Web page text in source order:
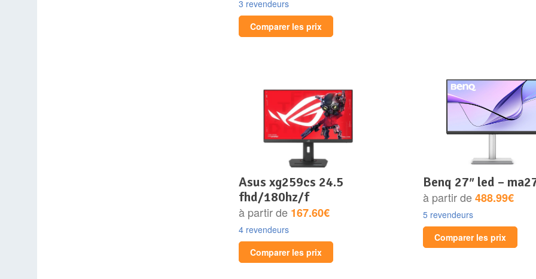
3 revendeurs
Comparer les prix
asus xg259cs 24.5
fhd/180hz/f
à partir de 167.60€
4 revendeurs
Comparer les prix
benq 27″ led –
à partir de488.99€
5 revendeurs
Comparer les prix